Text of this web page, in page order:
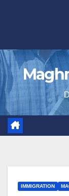
IMMIGRATION